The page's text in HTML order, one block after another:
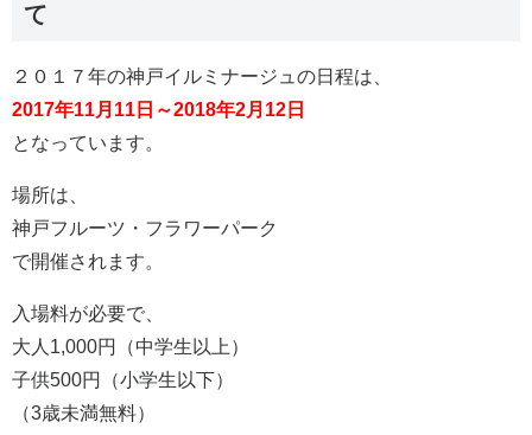
て
２０１７年の神戸イルミナージュの日程は、
2017年11月11日～2018年2月12日
となっています。
場所は、
神戸フルーツ・フラワーパーク
で開催されます。
入場料が必要で、
大人1,000円（中学生以上）
子供500円（小学生以下）
（3歳未満無料）